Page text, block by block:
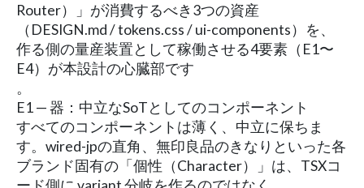
Router）」が消費するべき3つの資産
（DESIGN.md / tokens.css / ui-components）を、
作る側の量産装置として稼働させる4要素（E1〜
E4）が本設計の心臓部です
。
E1 — 器：中立なSoTとしてのコンポーネント
すべてのコンポーネントは薄く、中立に保ちま
す。wired-jpの直角、無印良品のきなりといった各
ブランド固有の「個性（Character）」は、TSXコ